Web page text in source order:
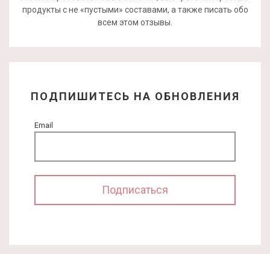
продукты с не «пустыми» составами, а также писать обо
всем этом отзывы.
ПОДПИШИТЕСЬ НА ОБНОВЛЕНИЯ
Email